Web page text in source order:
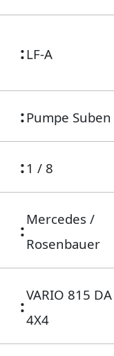
:LF-A
:Pumpe Suben
: 1 / 8
:Mercedes /
Rosenbauer
:VARIO 815 DA
4X4